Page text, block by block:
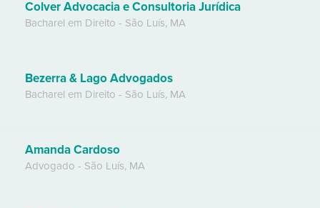
Colver Advocacia e Consultoria Jurídica
Bacharel em Direito - São Luís, MA
Bezerra & Lago Advogados
Bacharel em Direito - São Luís, MA
Amanda Cardoso
Advogado - São Luís, MA